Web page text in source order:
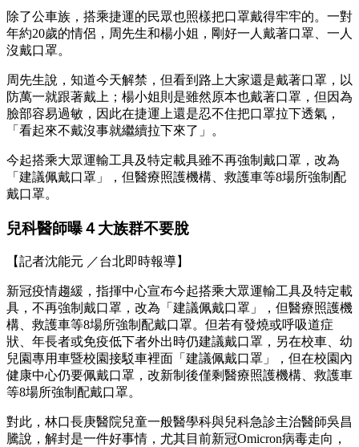
除了公車族，搭乘捷運的民眾也照樣把口罩戴得牢牢的。一對
年約20歲的情侶，周先生和楊小姐，剛好一人戴著口罩、一人
沒戴口罩。
周先生說，知道今天解禁，但看到路上大家還是戴著口罩，以
防萬一就跟著戴上；楊小姐則是雖然原本也戴著口罩，但因為
臉部容易過敏，因此在捷運上還是忍不住把口罩拉下透氣，
「看起來不戴沒事就繼續拉下來了」。
今起搭乘大眾運輸工具及特定載具雖不再強制戴口罩，改為
「建議佩戴口罩」，但醫療照護機構、救護車等8場所強制配
戴口罩。
兒科醫師曝４大族群不要脫
【記者沈能元 ／台北即時報導】
新冠疫情趨緩，指揮中心宣布今起搭乘大眾運輸工具及特定載
具，不再強制戴口罩，改為「建議佩戴口罩」，但醫療照護機
構、救護車等8場所強制配戴口罩。但若有發燒或呼吸道症
狀、年長者或免疫低下者外出時仍建議戴口罩，另在校車、幼
兒園專用車暨校園接駁車裡面「建議佩戴口罩」，但在校園內
健康中心仍要佩戴口罩，改新制後僅剩醫療照護機構、救護車
等8場所強制配戴口罩。
對此，林口長庚醫院兒童一般醫學科與兒科急診主治醫師吳昌
騰說，解封是一件好事情，尤其目前新冠Omicron病毒走向，